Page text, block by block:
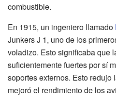
combustible.
En 1915, un ingeniero llamado
Junkers J 1, uno de los
voladizo. Esto significaba que
suficientemente fuertes por sí
soportes externos. Esto redujo
mejoró el rendimiento de los